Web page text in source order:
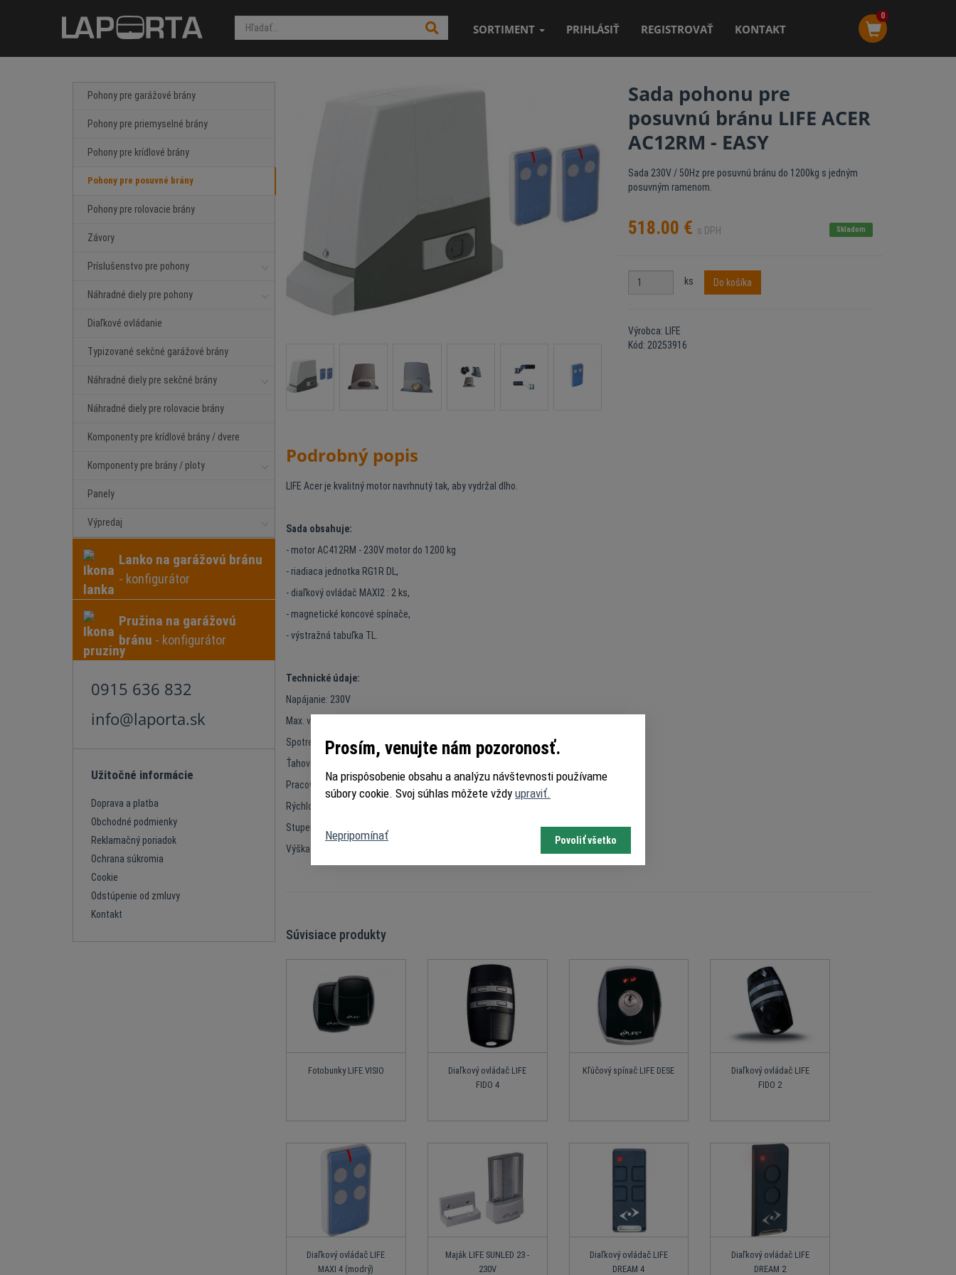
SORTIMENT PRIHLÁSIŤ REGISTROVAŤ KONTAKT
0
Pohony pre garážové brány
Pohony pre priemyselné brány
Pohony pre krídlové brány
Pohony pre posuvné brány
Pohony pre rolovacie brány
Závory
Príslušenstvo pre pohony
Náhradné diely pre pohony
Diaľkové ovládanie
Typizované sekčné garážové brány
Náhradné diely pre sekčné brány
Náhradné diely pre rolovacie brány
Komponenty pre krídlové brány / dvere
Komponenty pre brány / ploty
Panely
Výpredaj
Lanko na garážovú bránu
- konfigurátor
Pružina na garážovú
bránu - konfigurátor
0915 636 832
info@laporta.sk
Užitočné informácie
Doprava a platba
Obchodné podmienky
Reklamačný poriadok
Ochrana súkromia
Cookie
Odstúpenie od zmluvy
Kontakt
Sada pohonu pre
posuvnú bránu LIFE ACER
AC12RM - EASY
Sada 230V / 50Hz pre posuvnú bránu do 1200kg s jedným
posuvným ramenom.
518.00 € s DPH Skladom
ks Do košíka
Výrobca: LIFE
Kód: 20253916
Podrobný popis
LIFE Acer je kvalitný motor navrhnutý tak, aby vydržal dlho.
Sada obsahuje:
- motor AC412RM - 230V motor do 1200 kg
- riadiaca jednotka RG1R DL,
- diaľkový ovládač MAXI2 : 2 ks,
- magnetické koncové spínače,
- výstražná tabuľka TL.
Technické údaje:
Napájanie: 230V
Max. váha posuvnej brány: 1200 kg
Spotreba energie: 350W
Ťahová sila: 1200N
Pracovná teplota: -20 + 70 °C
Rýchlosť: 8 m/min
Stupeň ochrany: IP44
Výška ozubeného kolesa (h): 95mm
Súvisiace produkty
Fotobunky LIFE VISIO
Diaľkový ovládač LIFE
FIDO 4
Kľúčový spínač LIFE DESE
Diaľkový ovládač LIFE
FIDO 2
Diaľkový ovládač LIFE
MAXI 4 (modrý)
Maják LIFE SUNLED 23 -
230V
Diaľkový ovládač LIFE
DREAM 4
Diaľkový ovládač LIFE
DREAM 2
Prosím, venujte nám pozoronosť.
Na prispôsobenie obsahu a analýzu návštevnosti používame
súbory cookie. Svoj súhlas môžete vždy upraviť.
Nepripomínať Povoliť všetko